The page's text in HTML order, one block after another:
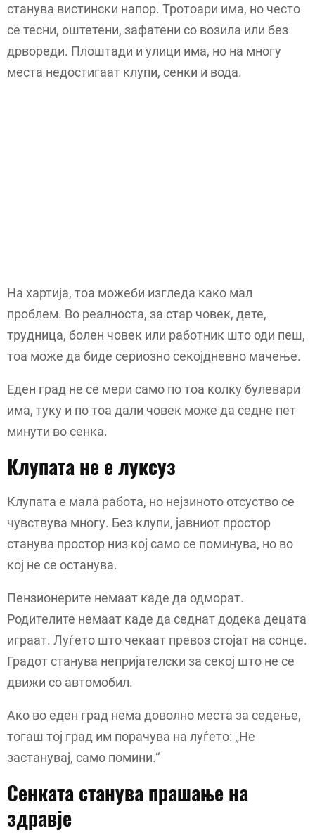
станува вистински напор. Тротоари има, но често
се тесни, оштетени, зафатени со возила или без
дрвореди. Плоштади и улици има, но на многу
места недостигаат клупи, сенки и вода.
На хартија, тоа можеби изгледа како мал
проблем. Во реалноста, за стар човек, дете,
трудница, болен човек или работник што оди пеш,
тоа може да биде сериозно секојдневно мачење.
Еден град не се мери само по тоа колку булевари
има, туку и по тоа дали човек може да седне пет
минути во сенка.
Клупата не е луксуз
Клупата е мала работа, но нејзиното отсуство се
чувствува многу. Без клупи, јавниот простор
станува простор низ кој само се поминува, но во
кој не се останува.
Пензионерите немаат каде да одморат.
Родителите немаат каде да седнат додека децата
играат. Луѓето што чекаат превоз стојат на сонце.
Градот станува непријателски за секој што не се
движи со автомобил.
Ако во еден град нема доволно места за седење,
тогаш тој град им порачува на луѓето: „Не
застанувај, само помини.“
Сенката станува прашање на
здравје